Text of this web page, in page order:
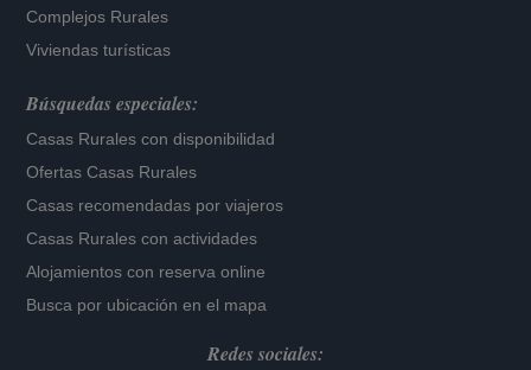
Complejos Rurales
Viviendas turísticas
Búsquedas especiales:
Casas Rurales con disponibilidad
Ofertas Casas Rurales
Casas recomendadas por viajeros
Casas Rurales con actividades
Alojamientos con reserva online
Busca por ubicación en el mapa
Redes sociales: